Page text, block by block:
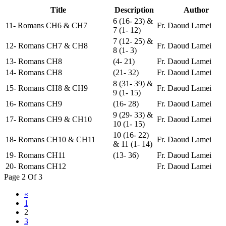
Title Description
Author
11- Romans CH6 & CH7
6 (16- 23) &
7 (1- 12)
Fr. Daoud Lamei
12- Romans CH7 & CH8
7 (12- 25) &
8 (1- 3)
Fr. Daoud Lamei
13- Romans CH8
(4- 21)
Fr. Daoud Lamei
14- Romans CH8
(21- 32)
Fr. Daoud Lamei
15- Romans CH8 & CH9
8 (31- 39) &
9 (1- 15)
Fr. Daoud Lamei
16- Romans CH9
(16- 28)
Fr. Daoud Lamei
17- Romans CH9 & CH10
9 (29- 33) &
10 (1- 15)
Fr. Daoud Lamei
18- Romans CH10 & CH11
10 (16- 22)
& 11 (1- 14)
Fr. Daoud Lamei
19- Romans CH11
(13- 36)
Fr. Daoud Lamei
20- Romans CH12
Fr. Daoud Lamei
Page 2 Of 3
«
1
2
3